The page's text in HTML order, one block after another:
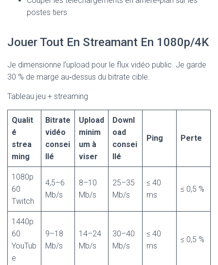
postes tiers
Jouer Tout En Streamant En 1080p/4K
Je dimensionne l’upload pour le flux vidéo public. Je garde
30 % de marge au‑dessus du bitrate cible.
Tableau jeu + streaming
Qualit
é
strea
ming
Bitrate
vidéo
consei
llé
Upload
minim
um à
viser
Downl
oad
consei
llé
Ping Perte
1080p
60
Twitch
4,5–6
Mb/s
8–10
Mb/s
25–35
Mb/s
≤ 40
ms
≤ 0,5 %
1440p
60
YouTub
e
9–18
Mb/s
14–24
Mb/s
30–40
Mb/s
≤ 40
ms
≤ 0,5 %